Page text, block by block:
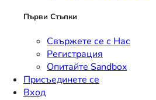
Първи Стъпки
Свържете се с Нас
Регистрация
Опитайте Sandbox
Присъединете се
Вход